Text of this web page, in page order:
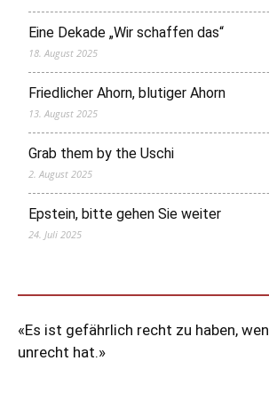
Eine Dekade „Wir schaffen das“
18. August 2025
Friedlicher Ahorn, blutiger Ahorn
13. August 2025
Grab them by the Uschi
2. August 2025
Epstein, bitte gehen Sie weiter
24. Juli 2025
«Es ist gefährlich recht zu haben,
unrecht hat.»